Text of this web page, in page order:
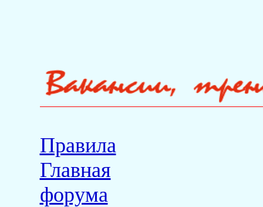
Правила
Главная
форума